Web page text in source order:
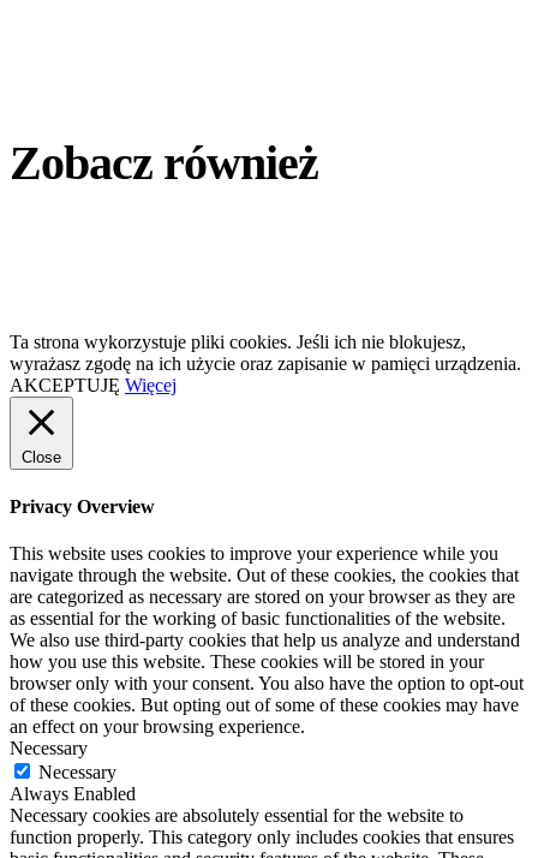
Zobacz również
Ta strona wykorzystuje pliki cookies. Jeśli ich nie blokujesz,
wyrażasz zgodę na ich użycie oraz zapisanie w pamięci urządzenia.
AKCEPTUJĘ Więcej
Close
Privacy Overview
This website uses cookies to improve your experience while you
navigate through the website. Out of these cookies, the cookies that
are categorized as necessary are stored on your browser as they are
as essential for the working of basic functionalities of the website.
We also use third-party cookies that help us analyze and understand
how you use this website. These cookies will be stored in your
browser only with your consent. You also have the option to opt-out
of these cookies. But opting out of some of these cookies may have
an effect on your browsing experience.
Necessary
Necessary
Always Enabled
Necessary cookies are absolutely essential for the website to
function properly. This category only includes cookies that ensures